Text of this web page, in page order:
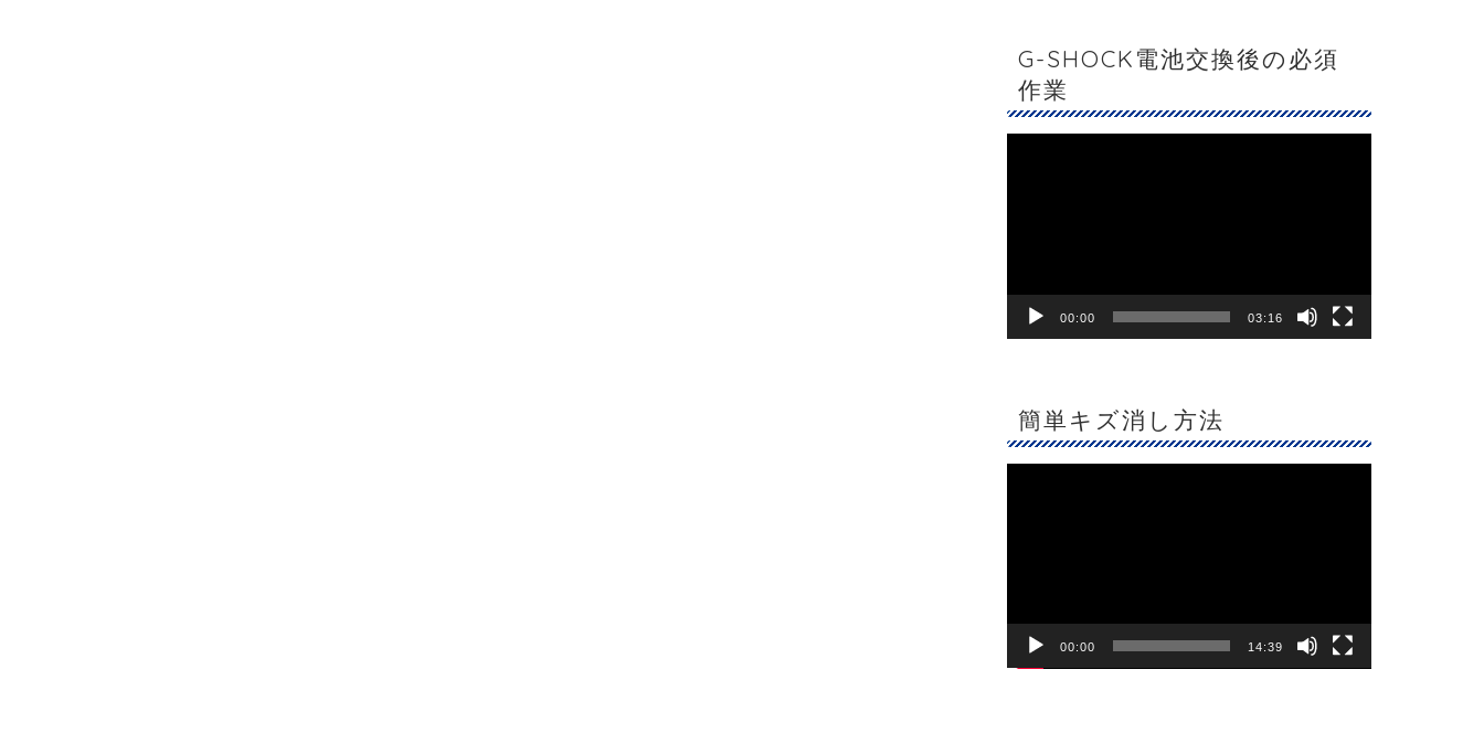
G-SHOCK電池交換後の必須
作業
00:00 03:16
簡単キズ消し方法
00:00 14:39